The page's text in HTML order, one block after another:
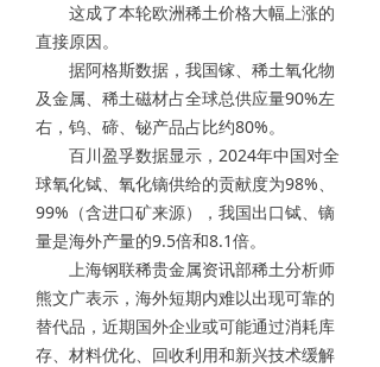
这成了本轮欧洲稀土价格大幅上涨的
直接原因。
据阿格斯数据，我国镓、稀土氧化物
及金属、稀土磁材占全球总供应量90%左
右，钨、碲、铋产品占比约80%。
百川盈孚数据显示，2024年中国对全
球氧化铽、氧化镝供给的贡献度为98%、
99%（含进口矿来源），我国出口铽、镝
量是海外产量的9.5倍和8.1倍。
上海钢联稀贵金属资讯部稀土分析师
熊文广表示，海外短期内难以出现可靠的
替代品，近期国外企业或可能通过消耗库
存、材料优化、回收利用和新兴技术缓解